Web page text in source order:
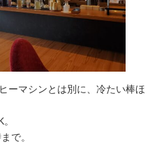
ーマシンとは別に、冷たい棒ほ
で。